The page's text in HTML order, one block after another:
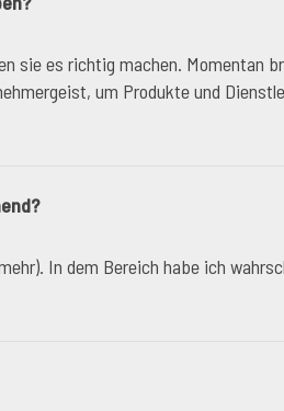
sie es richtig machen. Momentan
um Produkte und
In dem Bereich habe ich